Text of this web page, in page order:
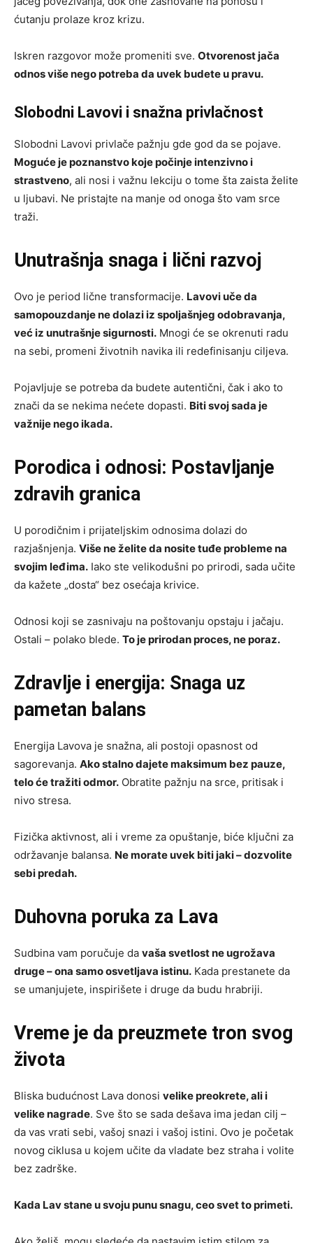
ćutanju prolaze kroz krizu.
Iskren razgovor može promeniti sve. Otvorenost jača
odnos više nego potreba da uvek budete u pravu.
Slobodni Lavovi i snažna privlačnost
Slobodni Lavovi privlače pažnju gde god da se pojave.
Moguće je poznanstvo koje počinje intenzivno i
strastveno, ali nosi i važnu lekciju o tome šta zaista želite
u ljubavi. Ne pristajte na manje od onoga što vam srce
traži.
Unutrašnja snaga i lični razvoj
Ovo je period lične transformacije. Lavovi uče da
samopouzdanje ne dolazi iz spoljašnjeg odobravanja,
već iz unutrašnje sigurnosti. Mnogi će se okrenuti radu
na sebi, promeni životnih navika ili redefinisanju ciljeva.
Pojavljuje se potreba da budete autentični, čak i ako to
znači da se nekima nećete dopasti. Biti svoj sada je
važnije nego ikada.
Porodica i odnosi: Postavljanje
zdravih granica
U porodičnim i prijateljskim odnosima dolazi do
razjašnjenja. Više ne želite da nosite tuđe probleme na
svojim leđima. Iako ste velikodušni po prirodi, sada učite
da kažete „dosta“ bez osećaja krivice.
Odnosi koji se zasnivaju na poštovanju opstaju i jačaju.
Ostali – polako blede. To je prirodan proces, ne poraz.
Zdravlje i energija: Snaga uz
pametan balans
Energija Lavova je snažna, ali postoji opasnost od
sagorevanja. Ako stalno dajete maksimum bez pauze,
telo će tražiti odmor. Obratite pažnju na srce, pritisak i
nivo stresa.
Fizička aktivnost, ali i vreme za opuštanje, biće ključni za
održavanje balansa. Ne morate uvek biti jaki – dozvolite
sebi predah.
Duhovna poruka za Lava
Sudbina vam poručuje da vaša svetlost ne ugrožava
druge – ona samo osvetljava istinu. Kada prestanete da
se umanjujete, inspirišete i druge da budu hrabriji.
Vreme je da preuzmete tron svog
života
Bliska budućnost Lava donosi velike preokrete, ali i
velike nagrade. Sve što se sada dešava ima jedan cilj –
da vas vrati sebi, vašoj snazi i vašoj istini. Ovo je početak
novog ciklusa u kojem učite da vladate bez straha i volite
bez zadrške.
Kada Lav stane u svoju punu snagu, ceo svet to primeti.